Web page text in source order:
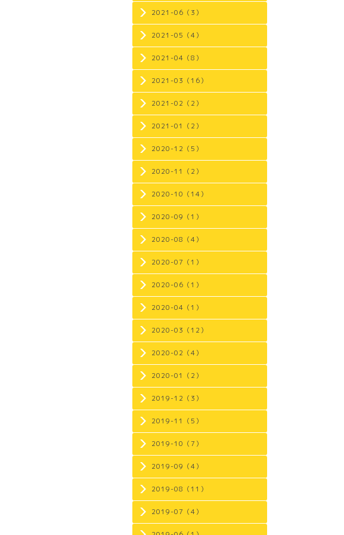
2021-06（3）
2021-05（4）
2021-04（8）
2021-03（16）
2021-02（2）
2021-01（2）
2020-12（5）
2020-11（2）
2020-10（14）
2020-09（1）
2020-08（4）
2020-07（1）
2020-06（1）
2020-04（1）
2020-03（12）
2020-02（4）
2020-01（2）
2019-12（3）
2019-11（5）
2019-10（7）
2019-09（4）
2019-08（11）
2019-07（4）